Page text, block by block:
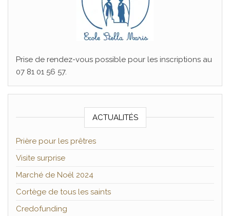
Prise de rendez-vous possible pour les inscriptions au
07 81 01 56 57.
ACTUALITÉS
Prière pour les prêtres
Visite surprise
Marché de Noël 2024
Cortège de tous les saints
Credofunding